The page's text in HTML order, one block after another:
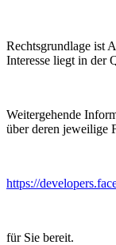
Rechtsgrundlage ist
Interesse liegt in der
Weitergehende
über deren jeweilige
https://
für Sie bereit.